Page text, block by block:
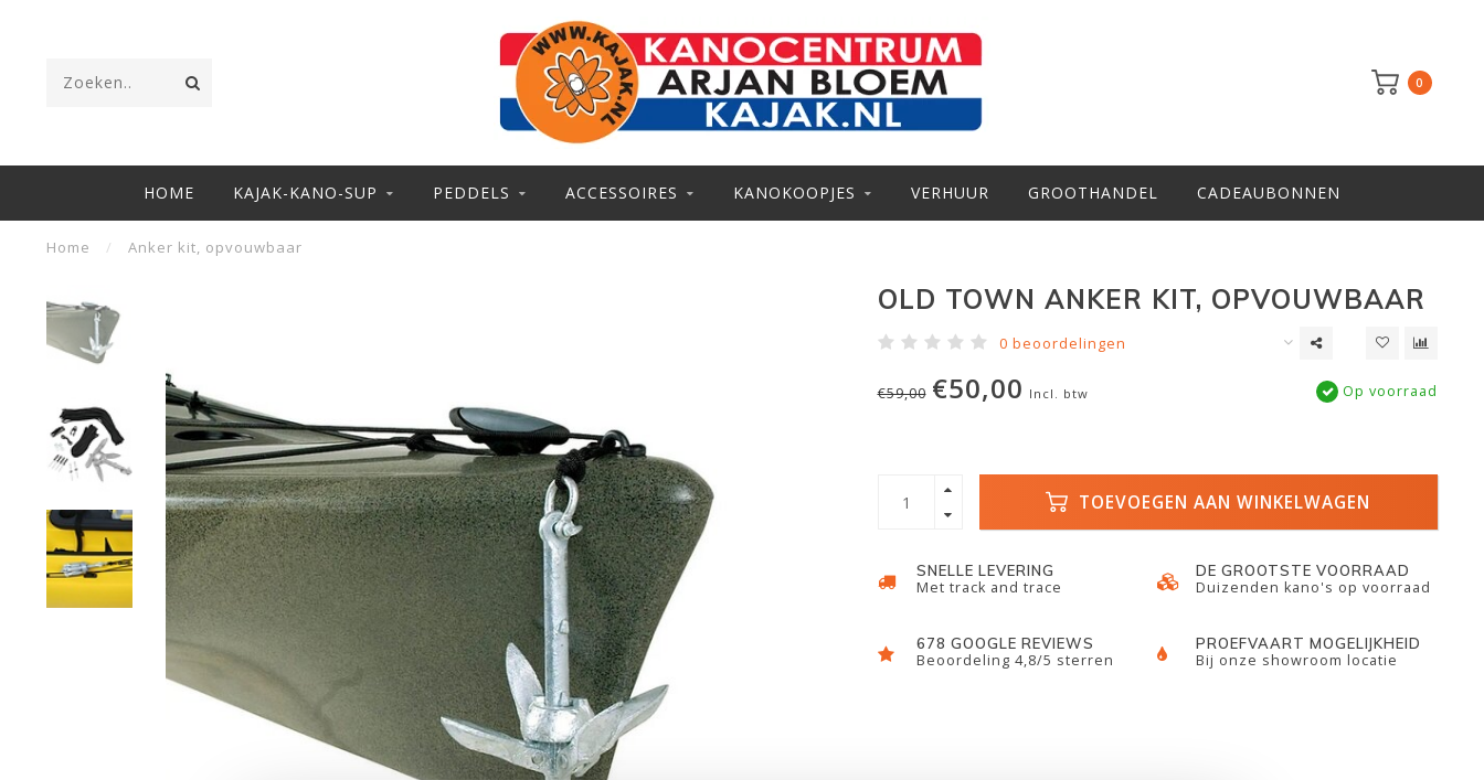
0
HOME KAJAK-KANO-SUP PEDDELS ACCESSOIRES KANOKOOPJES VERHUUR GROOTHANDEL CADEAUBONNEN
Home / Anker kit, opvouwbaar
OLD TOWN ANKER KIT, OPVOUWBAAR
0 beoordelingen
€59,00 €50,00 Incl. btw Op voorraad
TOEVOEGEN AAN WINKELWAGEN
SNELLE LEVERING
Met track and trace
DE GROOTSTE VOORRAAD
Duizenden kano's op voorraad
678 GOOGLE REVIEWS
Beoordeling 4,8/5 sterren
PROEFVAART MOGELIJKHEID
Bij onze showroom locatie